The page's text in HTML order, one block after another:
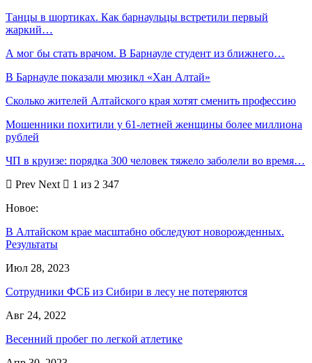
Танцы в шортиках. Как барнаульцы встретили первый
жаркий…
А мог бы стать врачом. В Барнауле студент из ближнего…
В Барнауле показали мюзикл «Хан Алтай»
Сколько жителей Алтайского края хотят сменить профессию
Мошенники похитили у 61-летней женщины более миллиона
рублей
ЧП в круизе: порядка 300 человек тяжело заболели во время…
Prev Next
1 из 2 347
Новое:
В Алтайском крае масштабно обследуют новорожденных.
Результаты
Июл 28, 2023
Сотрудники ФСБ из Сибири в лесу не потеряются
Авг 24, 2022
Весенний пробег по легкой атлетике